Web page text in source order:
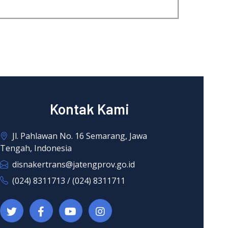
Kontak Kami
Jl. Pahlawan No. 16 Semarang, Jawa
Tengah, Indonesia
disnakertrans@jatengprov.go.id
(024) 8311713 / (024) 8311711